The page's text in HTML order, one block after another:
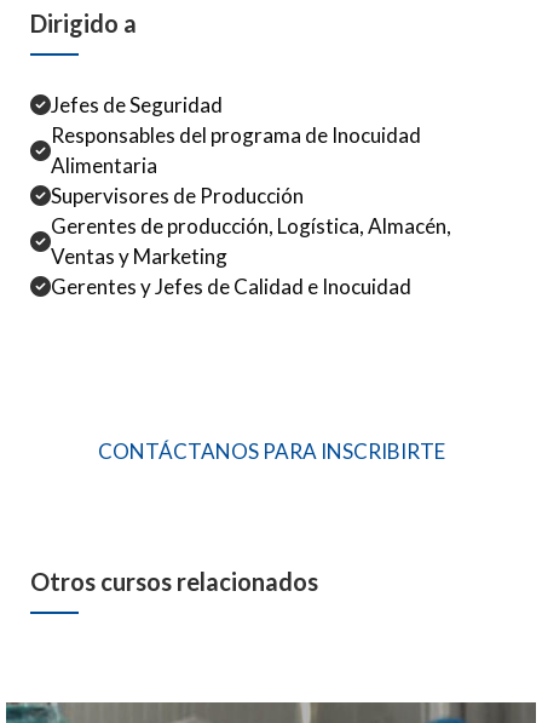
Dirigido a
Jefes de Seguridad
Responsables del programa de Inocuidad
Alimentaria
Supervisores de Producción
Gerentes de producción, Logística, Almacén,
Ventas y Marketing
Gerentes y Jefes de Calidad e Inocuidad
CONTÁCTANOS PARA INSCRIBIRTE
Otros cursos relacionados